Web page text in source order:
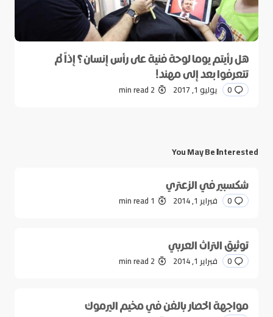
هل رأيتم يوما لوحة فنية على رأس إنسان؟ إذاً لم
تتعرفوا بعد إلى مهند!
0 يوليو 1, 2017 2 min read
You May Be Interested
شكسبير في الزعتري
0 فبراير 1, 2014 1 min read
توثيق التراث العربي
0 فبراير 1, 2014 2 min read
مواجهة الحصار بالفن في مخيم اليرموك